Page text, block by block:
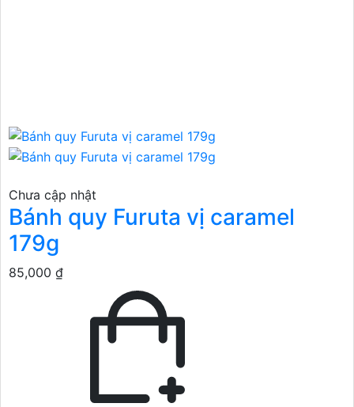
Chưa cập nhật
Bánh quy Furuta vị caramel
179g
85,000 ₫